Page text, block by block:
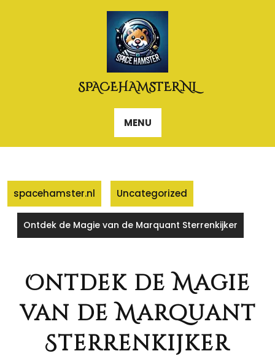
SPACEHAMSTER.NL
MENU
spacehamster.nl Uncategorized
Ontdek de Magie van de Marquant Sterrenkijker
Ontdek de Magie
van de Marquant
Sterrenkijker